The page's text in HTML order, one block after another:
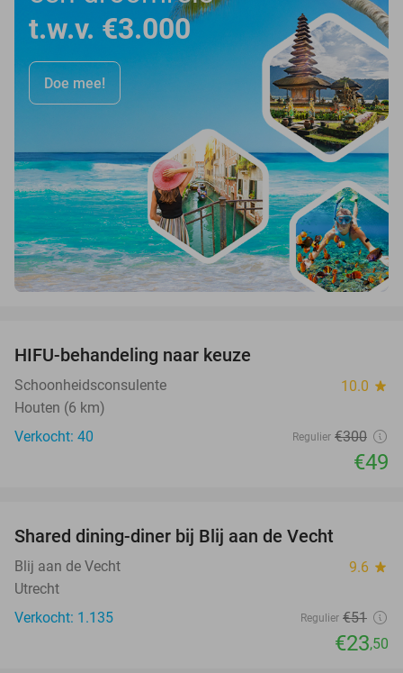
t.w.v. €3.000
Doe mee!
HIFU-behandeling naar keuze
Schoonheidsconsulente 10.0 star
Houten (6 km)
Verkocht: 40
Regulier €300
€49
Shared dining-diner bij Blij aan de Vecht
Blij aan de Vecht 9.6 star
Utrecht
Verkocht: 1.135
Regulier €51
€23,50